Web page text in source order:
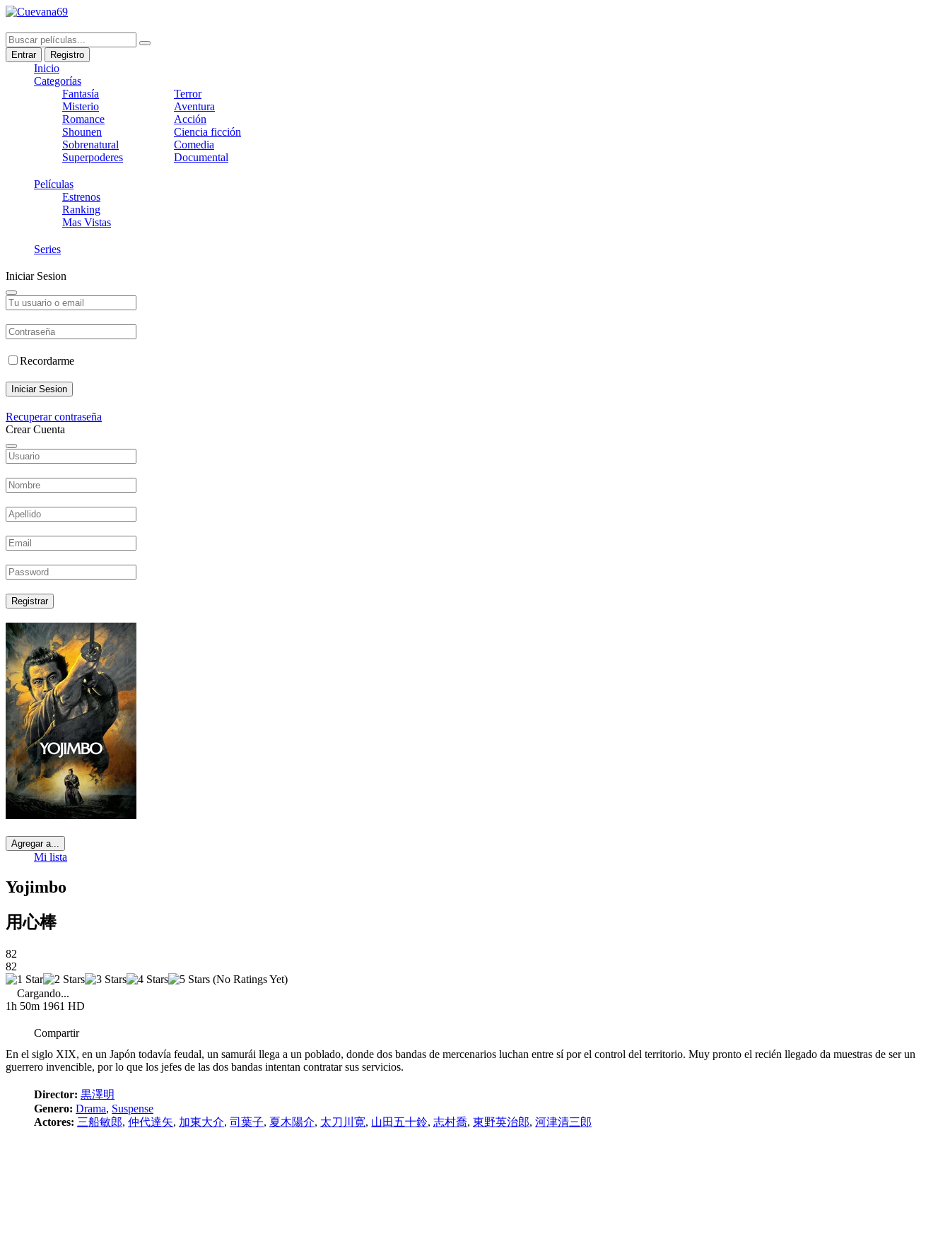
Entrar Registro
Inicio
Categorías
Fantasía
Misterio
Romance
Shounen
Sobrenatural
Superpoderes
Terror
Aventura
Acción
Ciencia ficción
Comedia
Documental
Películas
Estrenos
Ranking
Mas Vistas
Series
Iniciar Sesion
Recordarme
Iniciar Sesion
Recuperar contraseña
Crear Cuenta
Registrar
Agregar a...
Mi lista
Yojimbo
用心棒
82
82
(No Ratings Yet)
Cargando...
1h 50m 1961 HD
Compartir
En el siglo XIX, en un Japón todavía feudal, un samurái llega a un poblado, donde dos bandas de mercenarios luchan entre sí por el control del territorio. Muy pronto el recién llegado da muestras de ser un
guerrero invencible, por lo que los jefes de las dos bandas intentan contratar sus servicios.
Director: 黒澤明
Genero: Drama, Suspense
Actores: 三船敏郎, 仲代達矢, 加東大介, 司葉子, 夏木陽介, 太刀川寛, 山田五十鈴, 志村喬, 東野英治郎, 河津清三郎